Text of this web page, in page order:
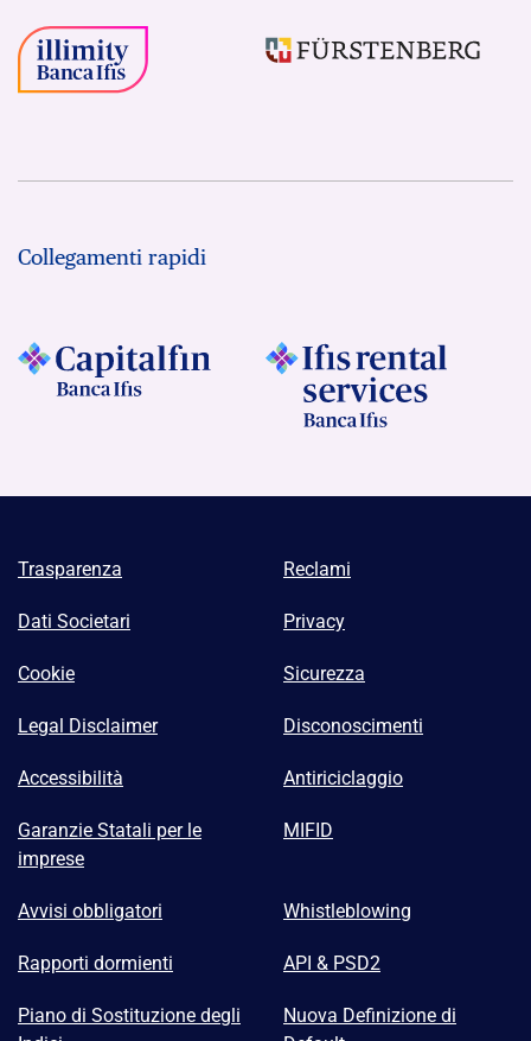
Collegamenti rapidi
Trasparenza Reclami
Dati Societari Privacy
Cookie Sicurezza
Legal Disclaimer Disconoscimenti
Accessibilità Antiriciclaggio
Garanzie Statali per le
imprese
MIFID
Avvisi obbligatori Whistleblowing
Rapporti dormienti API & PSD2
Piano di Sostituzione degli
Nuova Definizione di